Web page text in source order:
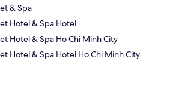
& Spa
Hotel & Spa Hotel
Hotel & Spa Ho Chi Minh City
Hotel & Spa Hotel Ho Chi Minh City